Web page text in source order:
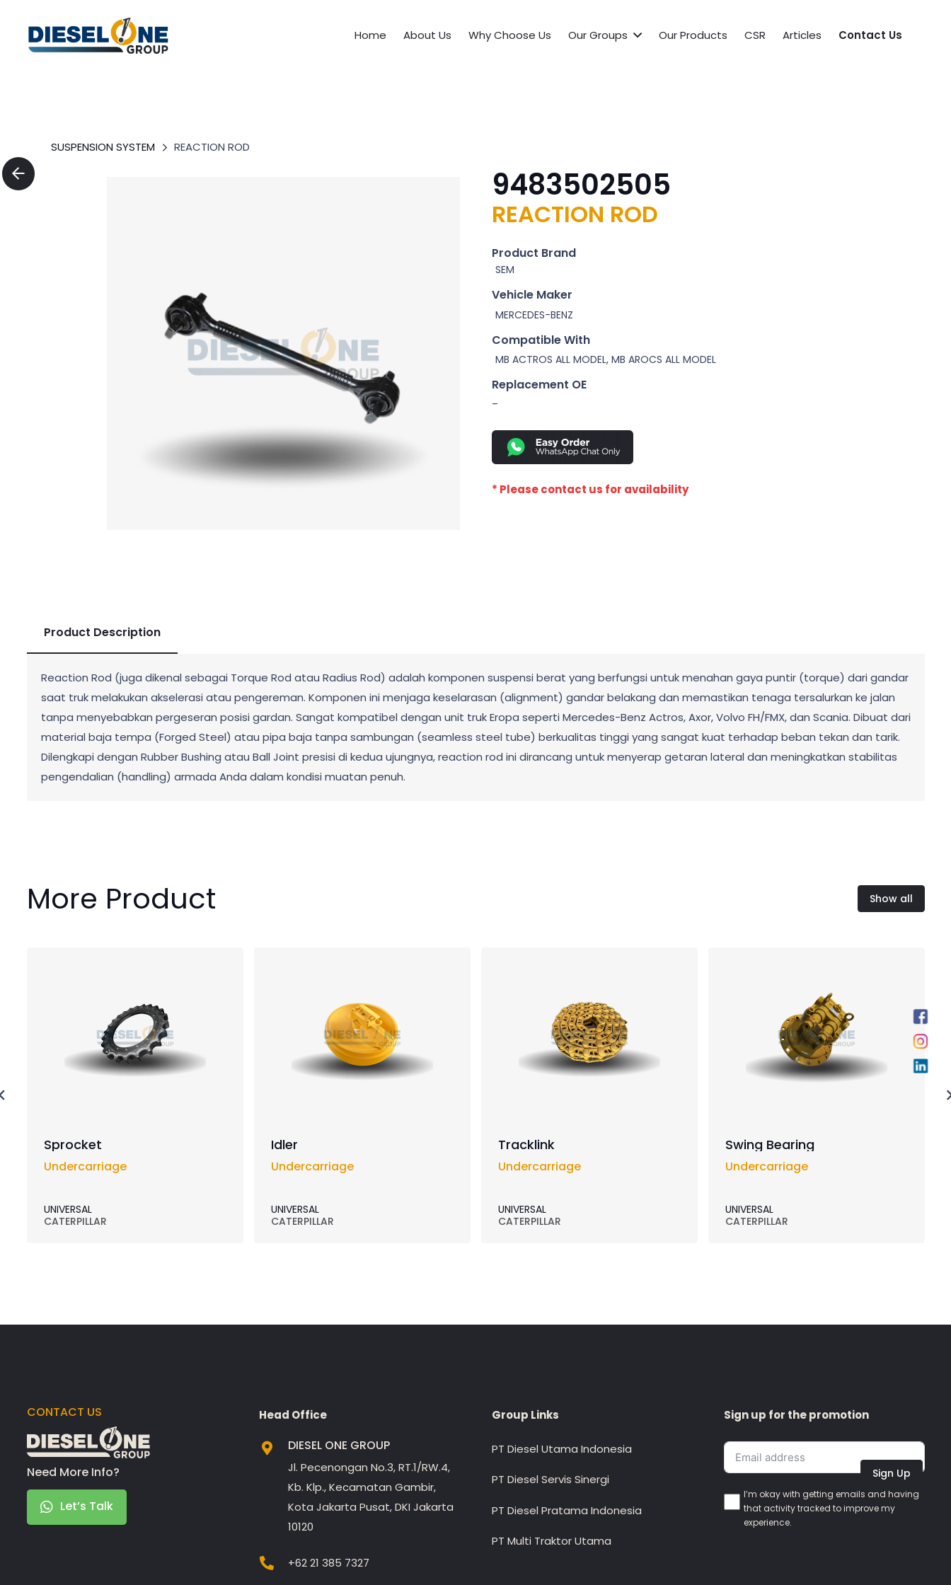
Home About Us Why Choose Us Our Groups Our Products CSR Articles Contact Us
SUSPENSION SYSTEM REACTION ROD
9483502505
REACTION ROD
Product Brand
SEM
Vehicle Maker
MERCEDES-BENZ
Compatible With
MB ACTROS ALL MODEL, MB AROCS ALL MODEL
Replacement OE
–
* Please contact us for availability
Product Description
Reaction Rod (juga dikenal sebagai Torque Rod atau Radius Rod) adalah komponen suspensi berat yang berfungsi untuk menahan gaya puntir (torque) dari gandar
saat truk melakukan akselerasi atau pengereman. Komponen ini menjaga keselarasan (alignment) gandar belakang dan memastikan tenaga tersalurkan ke jalan
tanpa menyebabkan pergeseran posisi gardan. Sangat kompatibel dengan unit truk Eropa seperti Mercedes-Benz Actros, Axor, Volvo FH/FMX, dan Scania. Dibuat dari
material baja tempa (Forged Steel) atau pipa baja tanpa sambungan (seamless steel tube) berkualitas tinggi yang sangat kuat terhadap beban tekan dan tarik.
Dilengkapi dengan Rubber Bushing atau Ball Joint presisi di kedua ujungnya, reaction rod ini dirancang untuk menyerap getaran lateral dan meningkatkan stabilitas
pengendalian (handling) armada Anda dalam kondisi muatan penuh.
More Product Show all
Sprocket
Undercarriage
UNIVERSAL
CATERPILLAR
Idler
Undercarriage
UNIVERSAL
CATERPILLAR
Tracklink
Undercarriage
UNIVERSAL
CATERPILLAR
Swing Bearing
Undercarriage
UNIVERSAL
CATERPILLAR
CONTACT US
Need More Info?
Let’s Talk
Head Office
DIESEL ONE GROUP
Jl. Pecenongan No.3, RT.1/RW.4,
Kb. Klp., Kecamatan Gambir,
Kota Jakarta Pusat, DKI Jakarta
10120
+62 21 385 7327
Group Links
PT Diesel Utama Indonesia
PT Diesel Servis Sinergi
PT Diesel Pratama Indonesia
PT Multi Traktor Utama
Sign up for the promotion
Sign Up
I’m okay with getting emails and having
that activity tracked to improve my
experience.